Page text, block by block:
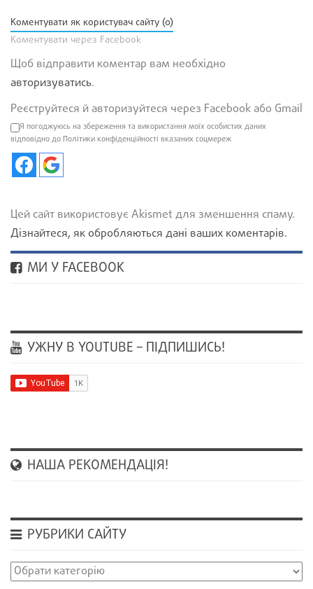
Коментувати як користувач сайту (0)
Коментувати через Facebook
Щоб відправити коментар вам необхідно
авторизуватись.
Реєструйтеся й авторизуйтеся через Facebook або Gmail
Я погоджуюсь на збереження та використання моїх особистих даних
відповідно до Політики конфіденційності вказаних соцмереж
Цей сайт використовує Akismet для зменшення спаму.
Дізнайтеся, як обробляються дані ваших коментарів.
МИ У FACEBOOK
УЖНУ В YOUTUBE – ПІДПИШИСЬ!
НАША РЕКОМЕНДАЦІЯ!
РУБРИКИ САЙТУ
Рубрики